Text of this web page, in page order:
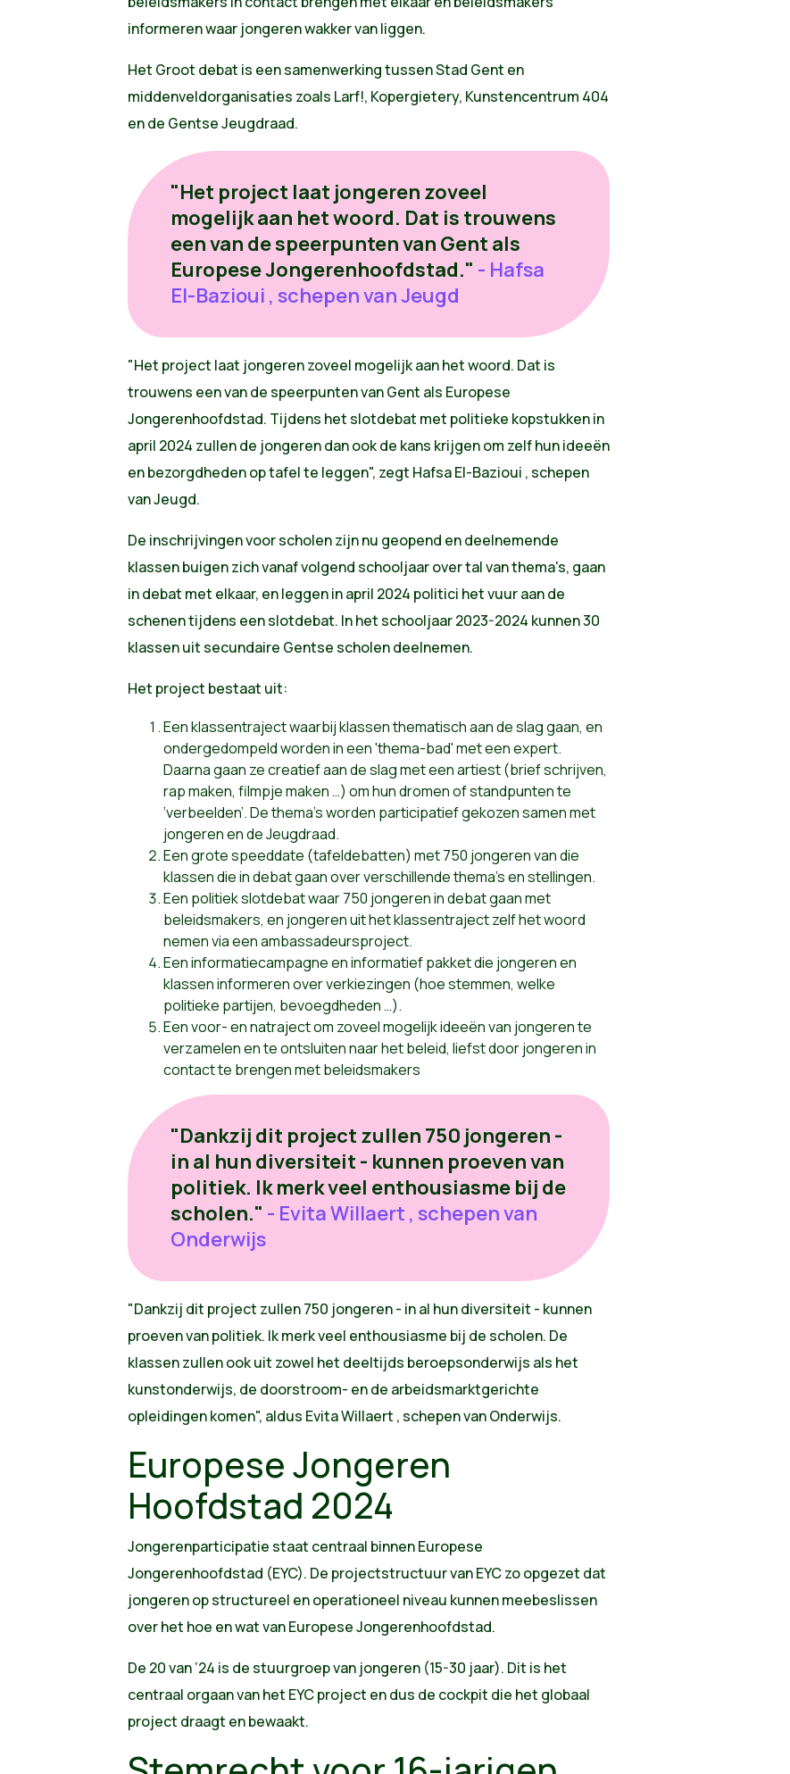
informeren waar jongeren wakker van liggen.
Het Groot debat is een samenwerking tussen Stad Gent en
middenveldorganisaties zoals Larf!, Kopergietery, Kunstencentrum 404
en de Gentse Jeugdraad.
"Het project laat jongeren zoveel
mogelijk aan het woord. Dat is trouwens
een van de speerpunten van Gent als
Europese Jongerenhoofdstad." - Hafsa
El-Bazioui , schepen van Jeugd
"Het project laat jongeren zoveel mogelijk aan het woord. Dat is
trouwens een van de speerpunten van Gent als Europese
Jongerenhoofdstad. Tijdens het slotdebat met politieke kopstukken in
april 2024 zullen de jongeren dan ook de kans krijgen om zelf hun ideeën
en bezorgdheden op tafel te leggen", zegt Hafsa El-Bazioui , schepen
van Jeugd.
De inschrijvingen voor scholen zijn nu geopend en deelnemende
klassen buigen zich vanaf volgend schooljaar over tal van thema's, gaan
in debat met elkaar, en leggen in april 2024 politici het vuur aan de
schenen tijdens een slotdebat. In het schooljaar 2023-2024 kunnen 30
klassen uit secundaire Gentse scholen deelnemen.
Het project bestaat uit:
Een klassentraject waarbij klassen thematisch aan de slag gaan, en
ondergedompeld worden in een 'thema-bad' met een expert.
Daarna gaan ze creatief aan de slag met een artiest (brief schrijven,
rap maken, filmpje maken …) om hun dromen of standpunten te
‘verbeelden’. De thema’s worden participatief gekozen samen met
jongeren en de Jeugdraad.
Een grote speeddate (tafeldebatten) met 750 jongeren van die
klassen die in debat gaan over verschillende thema’s en stellingen.
Een politiek slotdebat waar 750 jongeren in debat gaan met
beleidsmakers, en jongeren uit het klassentraject zelf het woord
nemen via een ambassadeursproject.
Een informatiecampagne en informatief pakket die jongeren en
klassen informeren over verkiezingen (hoe stemmen, welke
politieke partijen, bevoegdheden …).
Een voor- en natraject om zoveel mogelijk ideeën van jongeren te
verzamelen en te ontsluiten naar het beleid, liefst door jongeren in
contact te brengen met beleidsmakers
"Dankzij dit project zullen 750 jongeren -
in al hun diversiteit - kunnen proeven van
politiek. Ik merk veel enthousiasme bij de
scholen." - Evita Willaert , schepen van
Onderwijs
"Dankzij dit project zullen 750 jongeren - in al hun diversiteit - kunnen
proeven van politiek. Ik merk veel enthousiasme bij de scholen. De
klassen zullen ook uit zowel het deeltijds beroepsonderwijs als het
kunstonderwijs, de doorstroom- en de arbeidsmarktgerichte
opleidingen komen", aldus Evita Willaert , schepen van Onderwijs.
Europese Jongeren
Hoofdstad 2024
Jongerenparticipatie staat centraal binnen Europese
Jongerenhoofdstad (EYC). De projectstructuur van EYC zo opgezet dat
jongeren op structureel en operationeel niveau kunnen meebeslissen
over het hoe en wat van Europese Jongerenhoofdstad.
De 20 van ’24 is de stuurgroep van jongeren (15-30 jaar). Dit is het
centraal orgaan van het EYC project en dus de cockpit die het globaal
project draagt en bewaakt.